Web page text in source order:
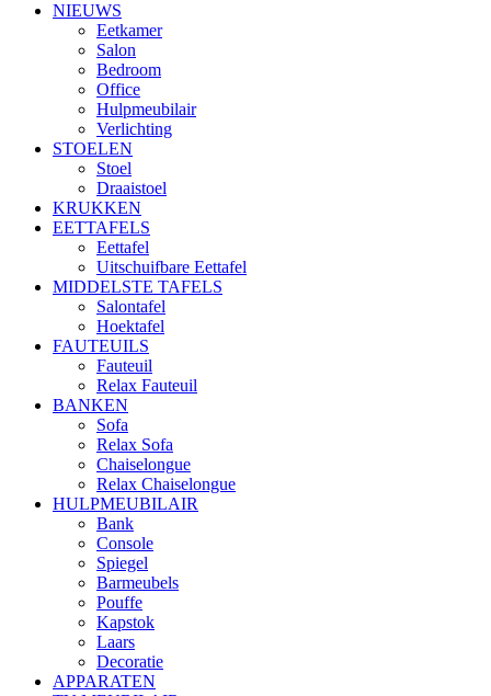
NIEUWS
Eetkamer
Salon
Bedroom
Office
Hulpmeubilair
Verlichting
STOELEN
Stoel
Draaistoel
KRUKKEN
EETTAFELS
Eettafel
Uitschuifbare Eettafel
MIDDELSTE TAFELS
Salontafel
Hoektafel
FAUTEUILS
Fauteuil
Relax Fauteuil
BANKEN
Sofa
Relax Sofa
Chaiselongue
Relax Chaiselongue
HULPMEUBILAIR
Bank
Console
Spiegel
Barmeubels
Pouffe
Kapstok
Laars
Decoratie
APPARATEN